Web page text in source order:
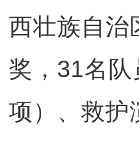
西壮族自治
奖，31名
项）、救护